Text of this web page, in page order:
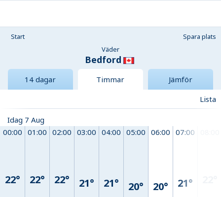
Start
Spara plats
Väder
Bedford
14 dagar Timmar
Jämför
Lista
Idag 7 Aug
00:00
22°
01:00
22°
02:00
22°
03:00
21°
04:00
21°
05:00
20°
06:00
20°
07:00
21°